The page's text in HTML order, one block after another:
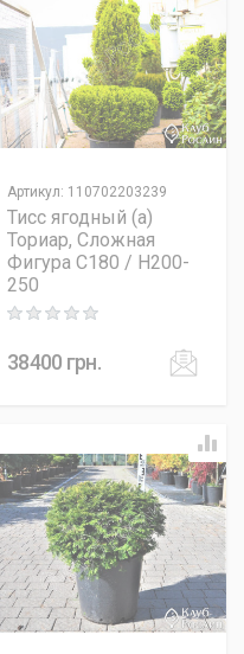
Артикул: 110702203239
Тисс ягодный (а)
Ториар, Сложная
Фигура C180 / H200-
250
Rating: 0 out of 5
38400 грн.